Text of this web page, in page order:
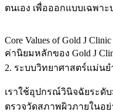
ตนเอง เพื่อออกแบบเฉพา
Core Values of Gold J Clinic
ค่านิยมหลักของ Gold J
2. ระบบวิทยาศาสตร์แม่น
เราใช้อุปกรณ์วินิจฉัยระดั
ตรวจวัดสภาพผิวภายในอ